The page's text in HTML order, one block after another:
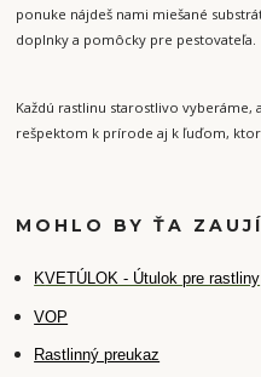
ponuke nájdeš nami miešané
doplnky a pomôcky pre pestovateľa.
Každú rastlinu starostlivo
rešpektom k prírode aj k ľuďom,
MOHLO BY ŤA
KVETÚLOK - Útulok pre rastliny
VOP
Rastlinný preukaz